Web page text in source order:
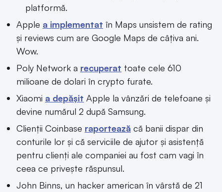
platformă.
Apple a implementat în Maps unsistem de rating
și reviews cum are Google Maps de câțiva ani.
Wow.
Poly Network a recuperat toate cele 610
milioane de dolari în crypto furate.
Xiaomi a depășit Apple la vânzări de telefoane și
devine numărul 2 după Samsung.
Clienții Coinbase raportează că banii dispar din
conturile lor și că serviciile de ajutor și asistență
pentru clienți ale companiei au fost cam vagi în
ceea ce privește răspunsul.
John Binns, un hacker american în vârstă de 21